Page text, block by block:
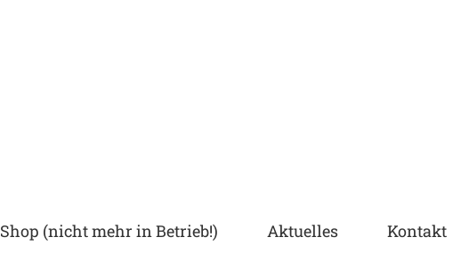
Shop (nicht mehr in Betrieb!) Aktuelles Kontakt